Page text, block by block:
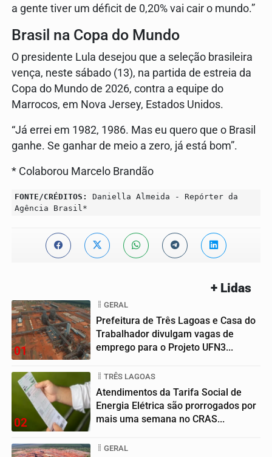
a gente tiver um déficit de 0,20% vai cair o mundo.”
Brasil na Copa do Mundo
O presidente Lula desejou que a seleção brasileira
vença, neste sábado (13), na partida de estreia da
Copa do Mundo de 2026, contra a equipe do
Marrocos, em Nova Jersey, Estados Unidos.
“Já errei em 1982, 1986. Mas eu quero que o Brasil
ganhe. Se ganhar de meio a zero, já está bom”.
* Colaborou Marcelo Brandão
FONTE/CRÉDITOS:
Daniella Almeida - Repórter da
Agência Brasil*
+ Lidas
01
GERAL
Prefeitura de Três Lagoas e Casa do
Trabalhador divulgam vagas de
emprego para o Projeto UFN3...
02
TRÊS LAGOAS
Atendimentos da Tarifa Social de
Energia Elétrica são prorrogados por
mais uma semana no CRAS...
GERAL